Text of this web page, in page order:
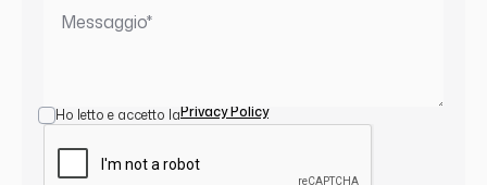
Ho letto e accetto laPrivacy Policy